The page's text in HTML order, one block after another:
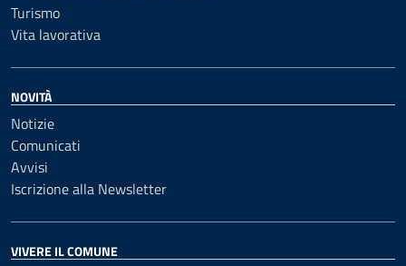
Turismo
Vita lavorativa
NOVITÀ
Notizie
Comunicati
Avvisi
Iscrizione alla Newsletter
VIVERE IL COMUNE